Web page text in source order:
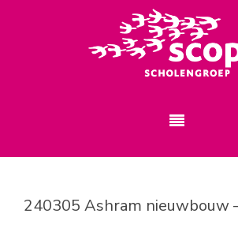
240305 Ashram nieuwbouw